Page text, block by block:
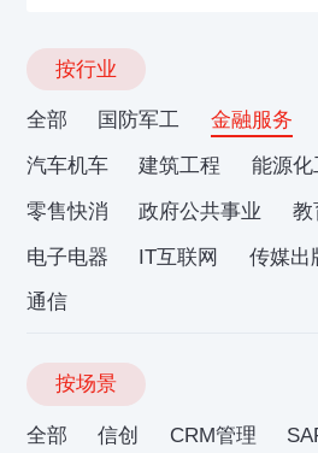
按行业
全部 国防军工 金融服务
汽车机车
建筑工程 能源化
零售快消
政府公共事业
教
电子电器
IT互联网 传媒出
通信
按场景
全部 信创 CRM管理